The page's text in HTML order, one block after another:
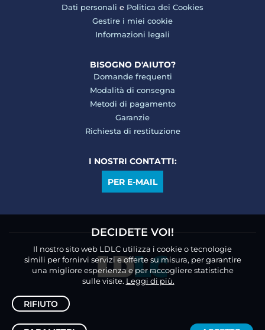
Dati personali e Politica dei Cookies
Gestire i miei cookie
Informazioni legali
BISOGNO D'AIUTO?
Domande frequenti
Modalità di consegna
Metodi di pagamento
Garanzie
Richiesta di restituzione
I NOSTRI CONTATTI:
PER E-MAIL
DECIDETE VOI!
Il nostro sito web LDLC utilizza i cookie o tecnologie
simili per fornirvi servizi e offerte su misura, per garantire
una migliore esperienza e per raccogliere statistiche
sulle visite. Leggi di più.
RIFIUTO